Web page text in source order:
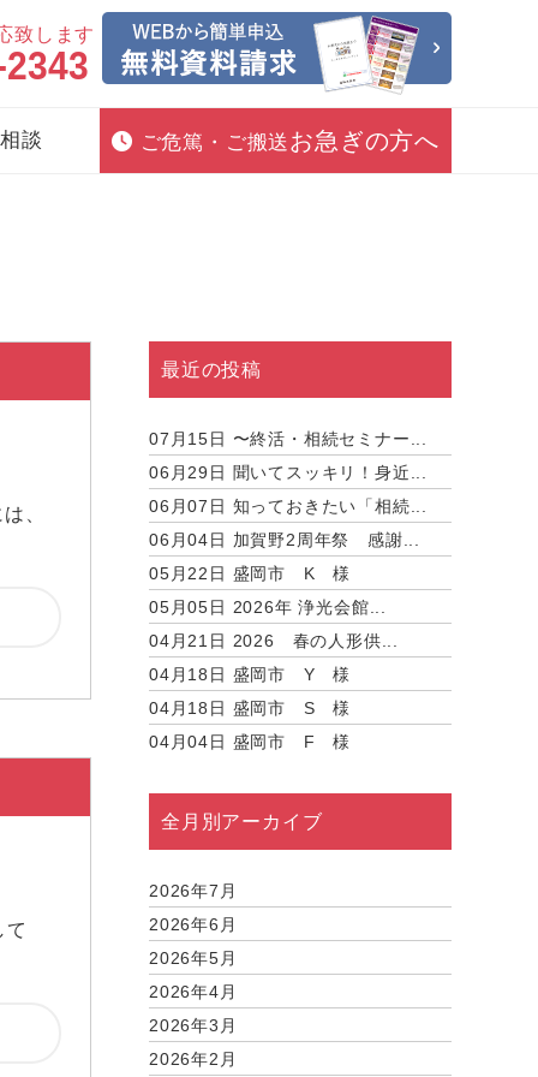
致します
談 ご危篤・ご搬送 お急ぎの方へ
、
て
最近の投稿
07月15日 〜終活・相続セミナー...
06月29日 聞いてスッキリ！身近...
06月07日 知っておきたい「相続...
06月04日 加賀野2周年祭 感謝...
05月22日 盛岡市 K 様
05月05日 2026年 浄光会館...
04月21日 2026 春の人形供...
04月18日 盛岡市 Y 様
04月18日 盛岡市 S 様
04月04日 盛岡市 F 様
全月別アーカイブ
2026年7月
2026年6月
2026年5月
2026年4月
2026年3月
2026年2月